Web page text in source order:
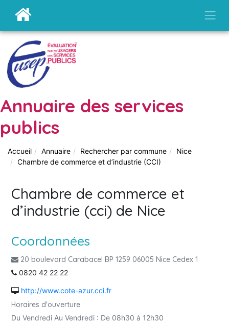
Annuaire des services
publics
Accueil Annuaire Rechercher par commune
Nice
Chambre de commerce et d’industrie (CCI)
Chambre de commerce et
d’industrie (cci) de Nice
Coordonnées
20 boulevard Carabacel BP 1259 06005 Nice Cedex 1
0820 42 22 22
http://www.cote-azur.cci.fr
Horaires d'ouverture
Du Vendredi Au Vendredi : De 08h30 à 12h30